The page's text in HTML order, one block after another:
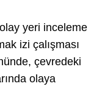
yeri inceleme
izi çalışması
çevredeki
olaya